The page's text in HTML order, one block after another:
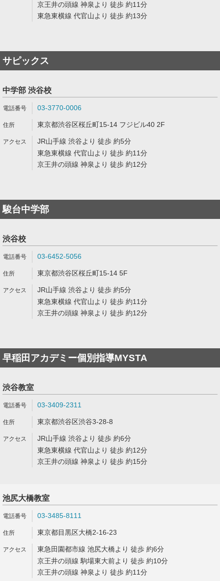
京王井の頭線 神泉より 徒歩 約11分
東急東横線 代官山より 徒歩 約13分
サピックス
中学部 渋谷校
03-3770-0006
東京都渋谷区桜丘町15-14 フジビル40 2F
JR山手線 渋谷より 徒歩 約5分
東急東横線 代官山より 徒歩 約11分
京王井の頭線 神泉より 徒歩 約12分
駿台中学部
渋谷校
03-6452-5056
東京都渋谷区桜丘町15-14 5F
JR山手線 渋谷より 徒歩 約5分
東急東横線 代官山より 徒歩 約11分
京王井の頭線 神泉より 徒歩 約12分
早稲田アカデミー個別指導MYSTA
渋谷教室
03-3409-2311
東京都渋谷区渋谷3-28-8
JR山手線 渋谷より 徒歩 約6分
東急東横線 代官山より 徒歩 約12分
京王井の頭線 神泉より 徒歩 約15分
池尻大橋教室
03-3485-8111
東京都目黒区大橋2-16-23
東急田園都市線 池尻大橋より 徒歩 約6分
京王井の頭線 駒場東大前より 徒歩 約10分
京王井の頭線 神泉より 徒歩 約11分